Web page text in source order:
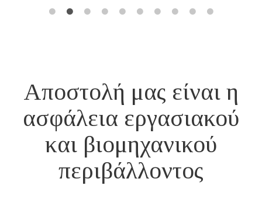
Αποστολή μας είναι η
ασφάλεια εργασιακού
και βιομηχανικού
περιβάλλοντος